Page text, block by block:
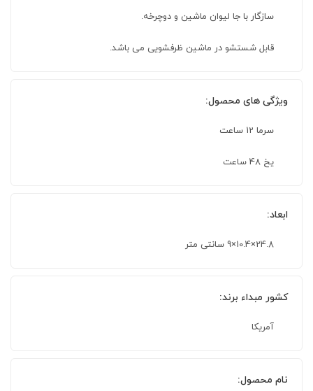
سازگار با جا لیوان ماشین و دوچرخه.
قابل شستشو در ماشین ظرفشویی می باشد.
ویژگی های محصول:
سرما 12 ساعت
یخ 48 ساعت
ابعاد:
24.8×10.4×9 سانتی متر
کشور مبداء برند:
آمریکا
نام محصول: